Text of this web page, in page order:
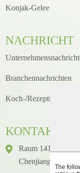
Konjak-Gelee
NACHRICHT
Branchennachrichten
Koch-/
KONTAKT
Raum 1416, Etage
Chenjiang